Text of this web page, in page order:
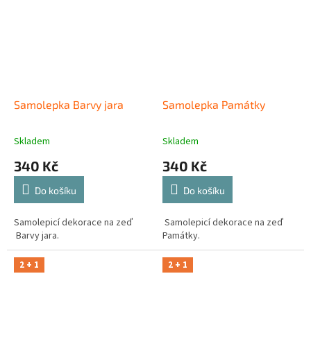
Samolepka Barvy jara
Skladem
340 Kč
Do košíku
Samolepicí dekorace na zeď
Barvy jara.
Samolepka Památky
Skladem
340 Kč
Do košíku
Samolepicí dekorace na zeď
Památky.
2 + 1 2 + 1